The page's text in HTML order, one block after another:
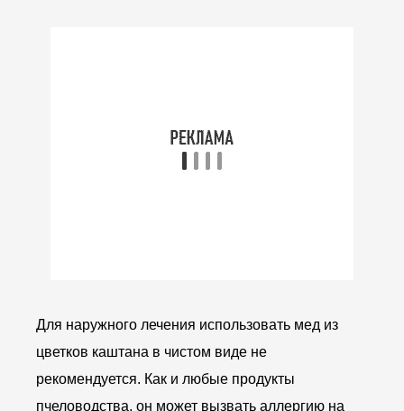
Для наружного лечения использовать мед из
цветков каштана в чистом виде не
рекомендуется. Как и любые продукты
пчеловодства, он может вызвать аллергию на